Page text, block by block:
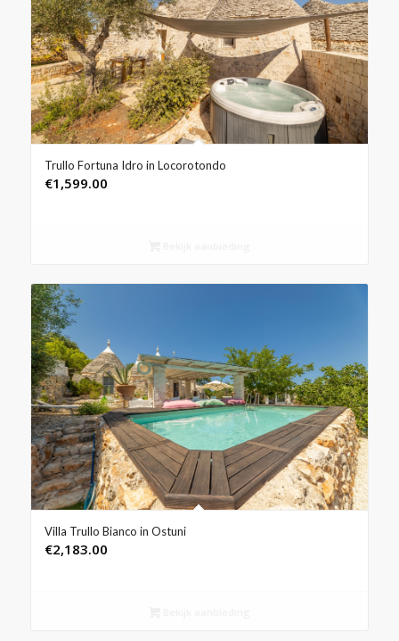
Trullo Fortuna Idro in Locorotondo
€1,599.00
Villa Trullo Bianco in Ostuni
€2,183.00